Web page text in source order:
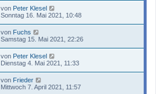
von Peter Klesel
Sonntag 16. Mai 2021, 10:48
von Fuchs
Samstag 15. Mai 2021, 22:26
von Peter Klesel
Dienstag 4. Mai 2021, 11:33
von Frieder
Mittwoch 7. April 2021, 11:57